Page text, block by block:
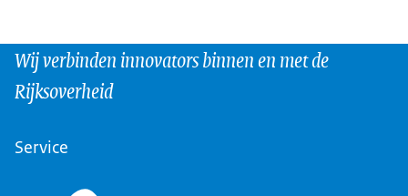
Wij verbinden innovators binnen en met de
Rijksoverheid
Service